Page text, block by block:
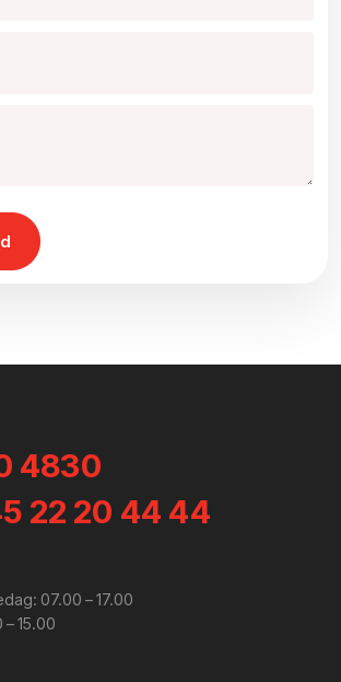
4830
22 20 44 44
07.00 – 17.00
15.00